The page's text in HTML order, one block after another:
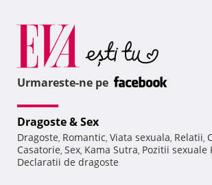
Urmareste-ne pe
Dragoste & Sex
Dragoste, Romantic, Viata sexuala, Relatii,
Casatorie, Sex, Kama Sutra, Pozitii sexuale
Declaratii de dragoste